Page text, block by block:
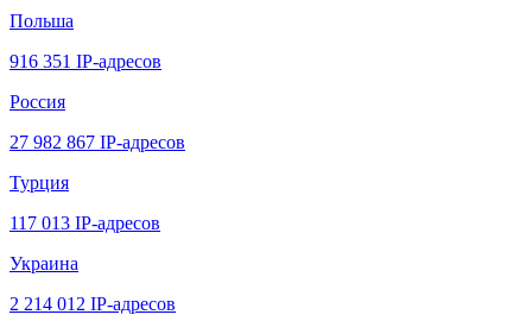
Польша
916 351 IP-адресов
Россия
27 982 867 IP-адресов
Турция
117 013 IP-адресов
Украина
2 214 012 IP-адресов